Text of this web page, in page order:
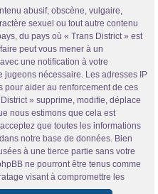
abusif, obscène, vulgaire,
sexuel ou tout autre contenu
du pays où « Trans District » est
peut vous mener à un
une notification à votre
jugeons nécessaire. Les adresses IP
pour aider au renforcement de ces
» supprime, modifie, déplace
nous estimons que cela est
que toutes les informations
notre base de données. Bien
à une tierce partie sans votre
ne pourront être tenus comme
visant à compromettre les